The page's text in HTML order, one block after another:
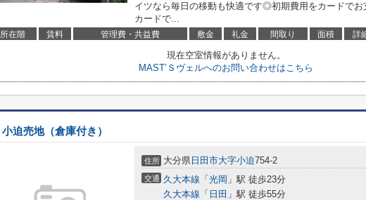
イツなら毎日の移動も快適です◎初期費用をカードでお
カードで...
所在階 賃料 管理費・共益費 敷金 礼金 間取り 面積 詳
現在空室情報がありません。
MAST’Ｓヴェルへのお問い合わせはこちら
小迫売地（倉庫付き）
住所 大分県 日田市大字小迫754-2
交通 久大本線 「 光岡 」駅 徒歩23分
久大本線 「 日田 」駅 徒歩55分